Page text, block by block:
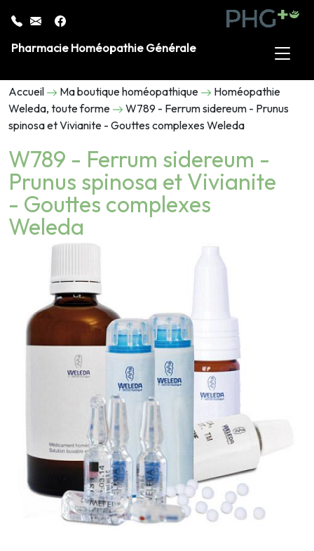
Pharmacie Homéopathie Générale
Accueil Ma boutique homéopathique
Homéopathie
Weleda, toute forme
W789 - Ferrum sidereum - Prunus
spinosa et Vivianite - Gouttes complexes Weleda
W789 - Ferrum sidereum -
Prunus spinosa et Vivianite
- Gouttes complexes
Weleda